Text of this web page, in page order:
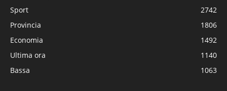
Sport
2742
Provincia
1806
Economia
1492
Ultima ora
1140
Bassa
1063